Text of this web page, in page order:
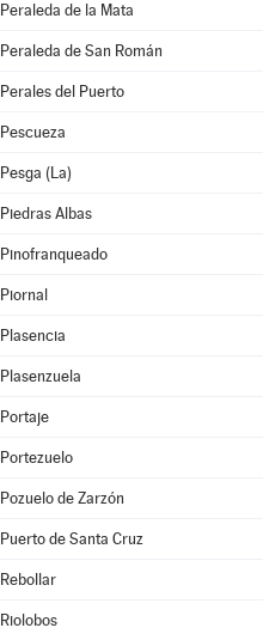
Peraleda de la Mata
Peraleda de San Román
Perales del Puerto
Pescueza
Pesga (La)
Piedras Albas
Pinofranqueado
Piornal
Plasencia
Plasenzuela
Portaje
Portezuelo
Pozuelo de Zarzón
Puerto de Santa Cruz
Rebollar
Riolobos